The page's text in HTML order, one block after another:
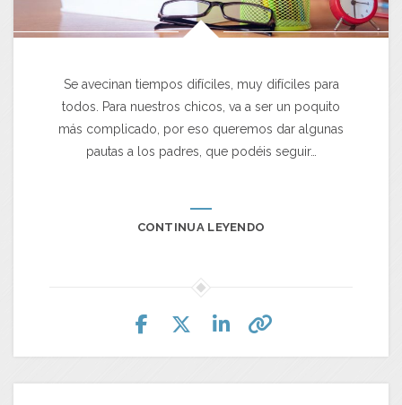
Se avecinan tiempos difíciles, muy difíciles para
todos. Para nuestros chicos, va a ser un poquito
más complicado, por eso queremos dar algunas
pautas a los padres, que podéis seguir…
CONTINUA LEYENDO